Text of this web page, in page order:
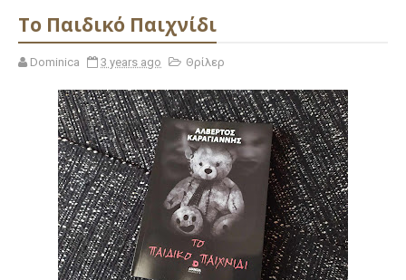
Το Παιδικό Παιχνίδι
Dominica 3 years ago Θρίλερ